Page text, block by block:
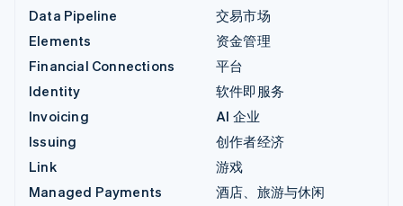
Data Pipeline
Elements
Financial Connections
Identity
Invoicing
Issuing
Link
Managed Payments
交易市场
资金管理
平台
软件即服务
AI 企业
创作者经济
游戏
酒店、旅游与休闲